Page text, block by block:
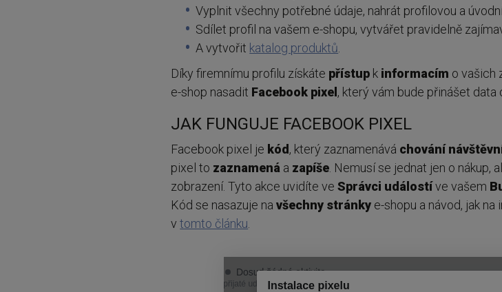
Vyplnit všechny potřebné údaje, nahrát profilovou a
Sdílet profil na vašem e-shopu, vytvářet pravidelně
A vytvořit katalog produktů
Díky firemnímu profilu získáte přístup k informacím o vašich
e-shop nasadit Facebook pixel , který vám bude přinášet data
JAK FUNGUJE FACEBOOK PIXEL
Facebook pixel je kód , který zaznamenává chování
pixel to zaznamená a zapíše . Nemusí se jednat jen o
zobrazení. Tyto akce uvidíte veSprávci událostíve vašem
Kód se nasazuje navšechny stránky e-shopu a návod, jak na
vtomto článku